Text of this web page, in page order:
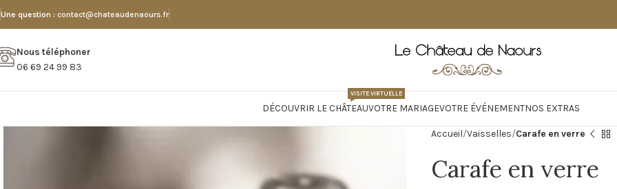
Une question : contact@chateaudenaours.fr
Nous téléphoner
06 69 24 99 83
DÉCOUVRIR LE CHÂTEAU
VISITE VIRTUELLE
VOTRE MARIAGEVOTRE ÉVÉNEMENTNOS EXTRAS
Accueil Vaisselles Carafe en verre
Carafe en verre